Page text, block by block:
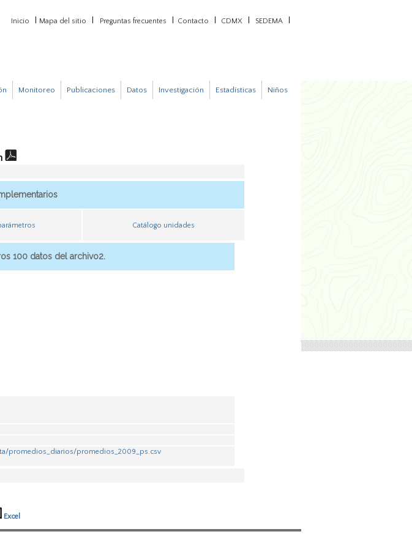
Inicio Mapa del sitio Preguntas frecuentes Contacto CDMX SEDEMA
Monitoreo Publicaciones Datos Investigación Estadísticas Niños
Catálogo unidades
100 datos del archivo2.
promedios_diarios/promedios_2009_ps.csv
Excel